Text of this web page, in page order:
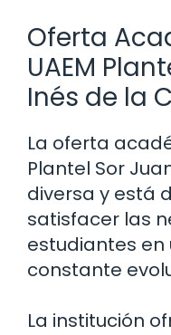
Oferta
UAEM
Inés de la
La oferta
Plantel Sor
diversa y está
satisfacer las
estudiantes
constante
La institución